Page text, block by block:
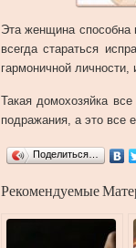
Эта женщина способна
всегда стараться
гармоничной
Такая домохозяйка
подражания, а это все
Поделиться…
Рекомендуемые